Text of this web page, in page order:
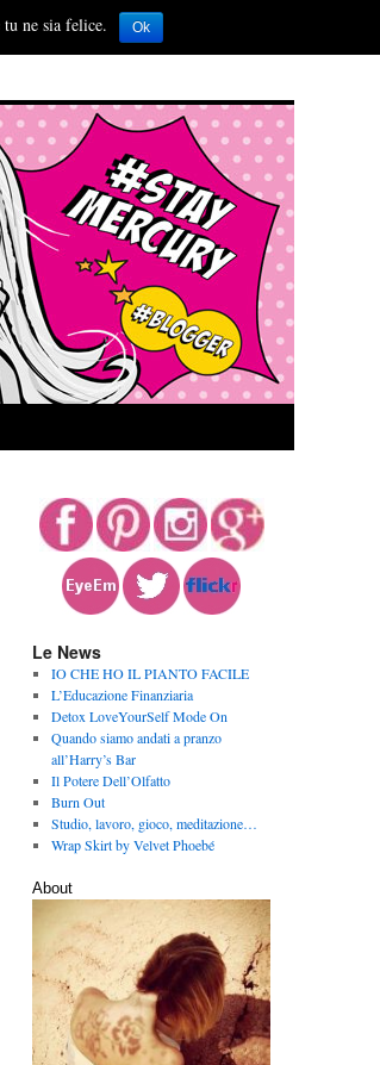
Le News
IO CHE HO IL PIANTO FACILE
L’Educazione Finanziaria
Detox LoveYourSelf Mode On
Quando siamo andati a pranzo
all’Harry’s Bar
Il Potere Dell’Olfatto
Burn Out
Studio, lavoro, gioco, meditazione…
Wrap Skirt by Velvet Phoebé
About
ne sia felice. Ok